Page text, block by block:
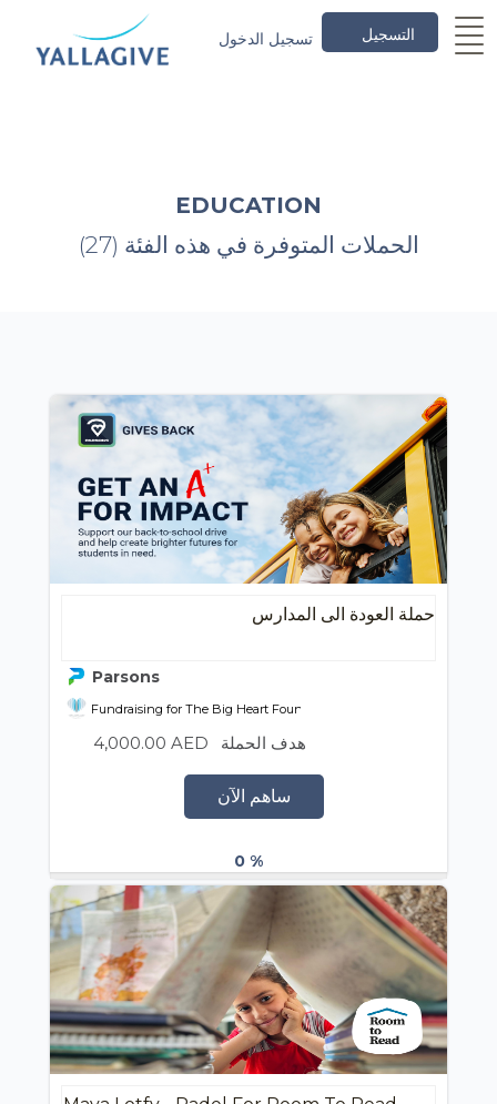
التسجيل تسجيل الدخول
EDUCATION
(27) الحملات المتوفرة في هذه الفئة
حملة العودة الى المدارس
Parsons
Fundraising for The Big Heart Foundation
هدف الحملة 4,000.00 AED
ساهم الآن
0 %